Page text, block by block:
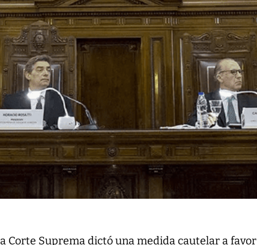
a Corte Suprema dictó una medida cautelar a